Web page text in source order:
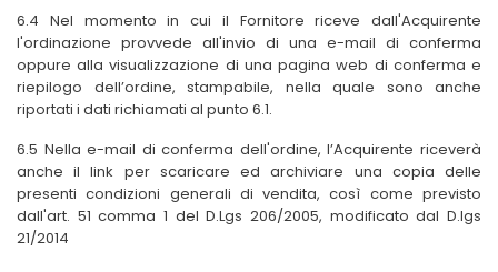
6.4 Nel momento in cui il Fornitore riceve dall'Acquirente
l'ordinazione provvede all'invio di una e-mail di conferma
oppure alla visualizzazione di una pagina web di conferma e
riepilogo dell’ordine, stampabile, nella quale sono anche
riportati i dati richiamati al punto 6.1.
6.5 Nella e-mail di conferma dell'ordine, l’Acquirente riceverà
anche il link per scaricare ed archiviare una copia delle
presenti condizioni generali di vendita, così come previsto
dall'art. 51 comma 1 del D.Lgs 206/2005, modificato dal D.lgs
21/2014